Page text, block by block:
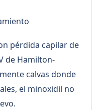
pérdida capilar de
de Hamilton-
calvas donde
el minoxidil no